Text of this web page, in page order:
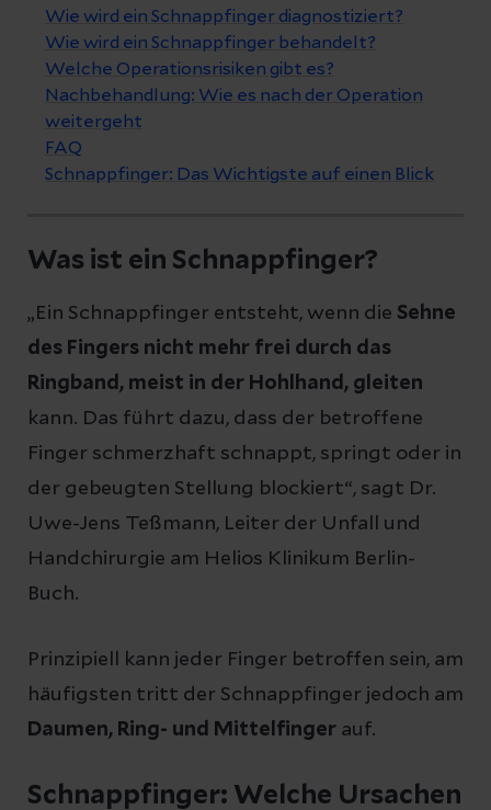
Wie wird ein Schnappfinger diagnostiziert?
Wie wird ein Schnappfinger behandelt?
Welche Operationsrisiken gibt es?
Nachbehandlung: Wie es nach der Operation
weitergeht
FAQ
Schnappfinger: Das Wichtigste auf einen Blick
Was ist ein Schnappfinger?
„Ein Schnappfinger entsteht, wenn die Sehne
des Fingers nicht mehr frei durch das
Ringband, meist in der Hohlhand, gleiten
kann. Das führt dazu, dass der betroffene
Finger schmerzhaft schnappt, springt oder in
der gebeugten Stellung blockiert“, sagt Dr.
Uwe-Jens Teßmann, Leiter der Unfall und
Handchirurgie am Helios Klinikum Berlin-
Buch.
Prinzipiell kann jeder Finger betroffen sein, am
häufigsten tritt der Schnappfinger jedoch am
Daumen, Ring- und Mittelfinger auf.
Schnappfinger: Welche Ursachen